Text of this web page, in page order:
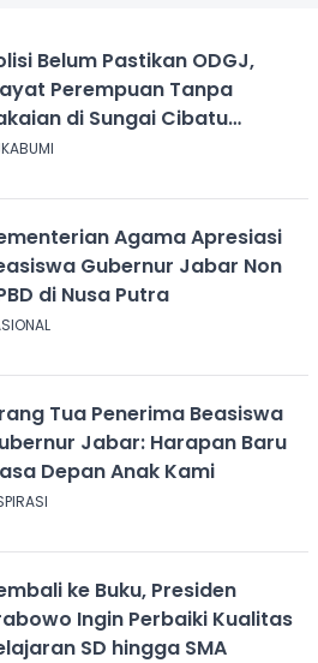
Belum Pastikan ODGJ,
Perempuan Tanpa
di Sungai Cibatu
Agama Apresiasi
Gubernur Jabar Non
di Nusa Putra
Tua Penerima Beasiswa
Jabar: Harapan Baru
Depan Anak Kami
ke Buku, Presiden
Ingin Perbaiki Kualitas
SD hingga SMA